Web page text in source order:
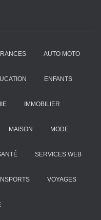
AUTO MOTO
ENFANTS
IMMOBILIER
MAISON MODE
SERVICES WEB
VOYAGES